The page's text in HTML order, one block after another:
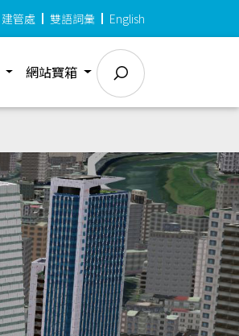
建管處 雙語詞彙 English
網站寶箱